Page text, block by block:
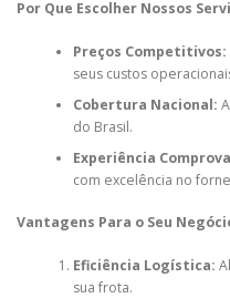
Por Que Escolher Nossos
Preços Competitivos:
seus custos
Cobertura Nacional:
do Brasil.
Experiência
com excelência no
Vantagens Para o Seu
Eficiência Logística:
sua frota.